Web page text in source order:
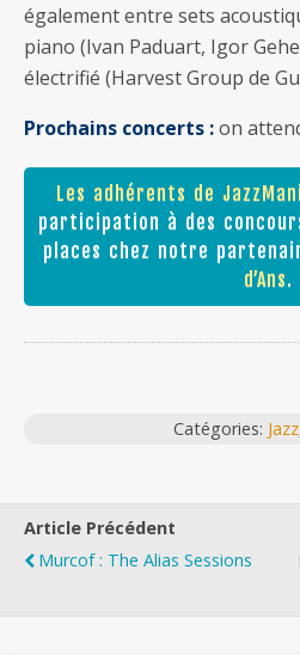
également entre sets
piano (Ivan Paduart, Igor
électrifié (Harvest Group de
Prochains concerts :on
Les adhérents de
participation à des
places chez notre
d’Ans.
Catégories: Jazz
Article Précédent
Murcof : The Alias Sessions